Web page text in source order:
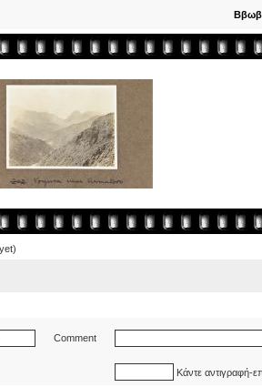
Comment
Κάντε αντιγραφή-